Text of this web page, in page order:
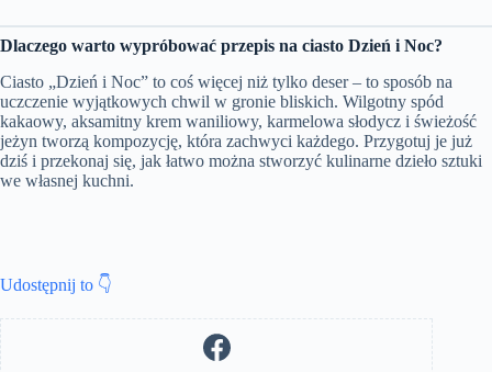
Dlaczego warto wypróbować przepis na ciasto Dzień i Noc?
Ciasto „Dzień i Noc” to coś więcej niż tylko deser – to sposób na
uczczenie wyjątkowych chwil w gronie bliskich. Wilgotny spód
kakaowy, aksamitny krem waniliowy, karmelowa słodycz i świeżość
jeżyn tworzą kompozycję, która zachwyci każdego. Przygotuj je już
dziś i przekonaj się, jak łatwo można stworzyć kulinarne dzieło sztuki
we własnej kuchni.
Udostępnij to 👇